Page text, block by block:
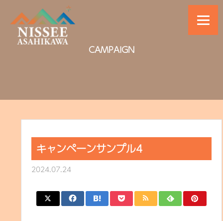
CAMPAIGN
キャンペーンサンプル4
2024.07.24